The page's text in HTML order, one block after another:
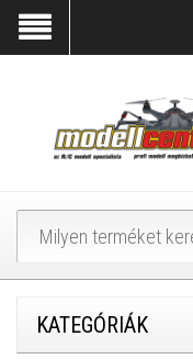
KATEGÓRIÁK